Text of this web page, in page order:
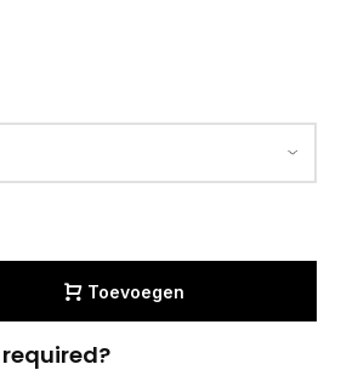
Toevoegen